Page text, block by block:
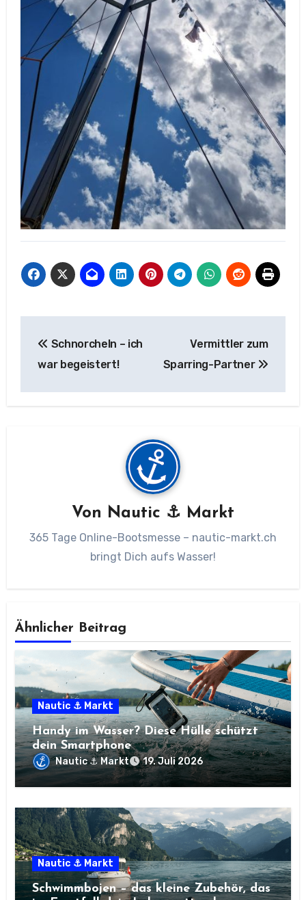
Schnorcheln – ich
war begeistert!
Vermittler zum
Sparring-Partner
Von Nautic ⚓ Markt
365 Tage Online-Bootsmesse – nautic-markt.ch
bringt Dich aufs Wasser!
Ähnlicher Beitrag
Nautic ⚓ Markt
Handy im Wasser? Diese Hülle schützt
dein Smartphone
Nautic ⚓ Markt 19. Juli 2026
Nautic ⚓ Markt
Schwimmbojen – das kleine Zubehör, das